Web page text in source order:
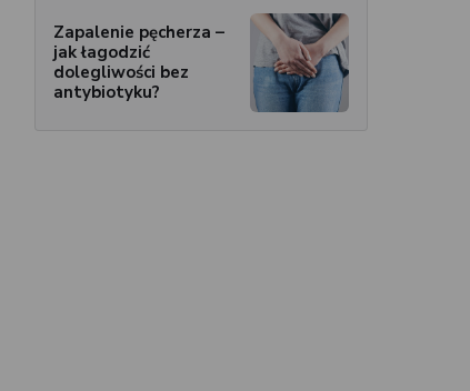
Zapalenie pęcherza –
jak łagodzić
dolegliwości bez
antybiotyku?